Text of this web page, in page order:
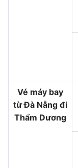
Vé máy bay
từ Đà Nẵng đi
Thẩm Dương